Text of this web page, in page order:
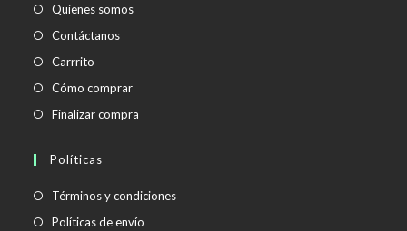
Quienes somos
Contáctanos
Carrrito
Cómo comprar
Finalizar compra
Políticas
Términos y condicionesSe
Políticas de envío